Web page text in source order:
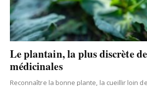
Le plantain, la plus discrète
médicinales
Reconnaître la bonne plante, la cueillir loin